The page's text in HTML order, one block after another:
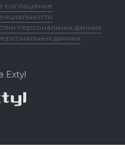
соглашение
персональных данных
данных
Extyl